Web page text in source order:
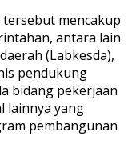
mencakup
antara lain
(Labkesda),
pendukung
bidang pekerjaan
lainnya yang
pembangunan